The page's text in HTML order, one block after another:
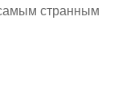
странным